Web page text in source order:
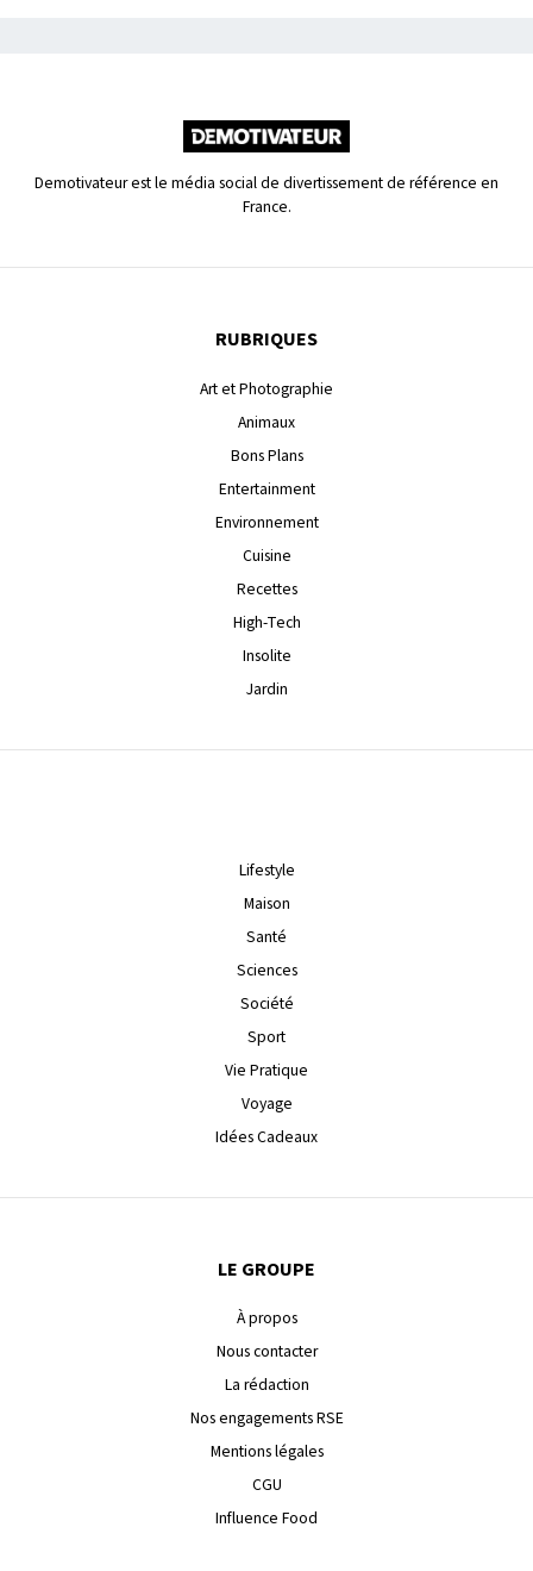
Demotivateur est le média social de divertissement de référence en
France.
RUBRIQUES
Art et Photographie
Animaux
Bons Plans
Entertainment
Environnement
Cuisine
Recettes
High-Tech
Insolite
Jardin
Lifestyle
Maison
Santé
Sciences
Société
Sport
Vie Pratique
Voyage
Idées Cadeaux
LE GROUPE
À propos
Nous contacter
La rédaction
Nos engagements RSE
Mentions légales
CGU
Influence Food